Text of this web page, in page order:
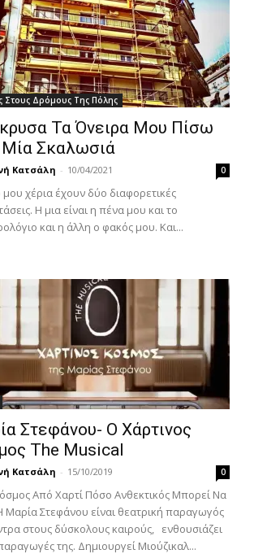
Στους Δρόμους Της Πόλης
Τα Όνειρα Μου Πίσω
Σκαλωσιά
Κατσάλη - 10/04/2021 0
χέρια έχουν δύο διαφορετικές
Η μια είναι η πένα μου και το
και η άλλη ο φακός μου. Και...
Στεφάνου- Ο Χάρτινος
The Musical
Κατσάλη - 15/10/2019 0
Από Χαρτί Πόσο Ανθεκτικός Μπορεί Να
Μαρία Στεφάνου είναι θεατρική παραγωγός
στους δύσκολους καιρούς, ενθουσιάζει
της. Δημιουργεί Μιούζικαλ...